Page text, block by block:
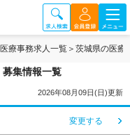
医療事務求人一覧 茨城県の医療
集情報一覧
2026年08月09日(日)更新
変更する